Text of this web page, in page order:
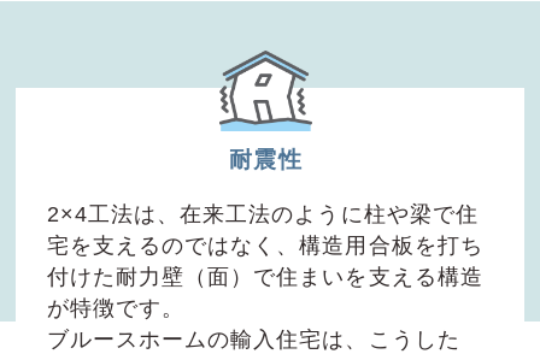
耐震性
2×4⼯法は、在来⼯法のように柱や梁で住
宅を⽀えるのではなく、構造⽤合板を打ち
付けた耐⼒壁（⾯）で住まいを⽀える構造
が特徴です。
ブルースホームの輸⼊住宅は、こうした